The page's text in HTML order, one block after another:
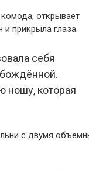
открывает
прикрыла глаза.
себя
ношу, которая
с двумя